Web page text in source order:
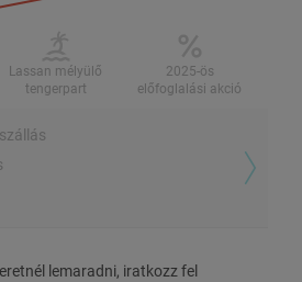
Lassan mélyülő
Lassan mélyülő
tengerpart
2025-ös
előfoglalási akció
lemaradni, iratkozz fel